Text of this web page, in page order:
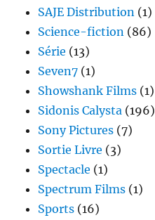
SAJE Distribution (1)
Science-fiction (86)
Série (13)
Seven7 (1)
Showshank Films (1)
Sidonis Calysta (196)
Sony Pictures (7)
Sortie Livre (3)
Spectacle (1)
Spectrum Films (1)
Sports (16)